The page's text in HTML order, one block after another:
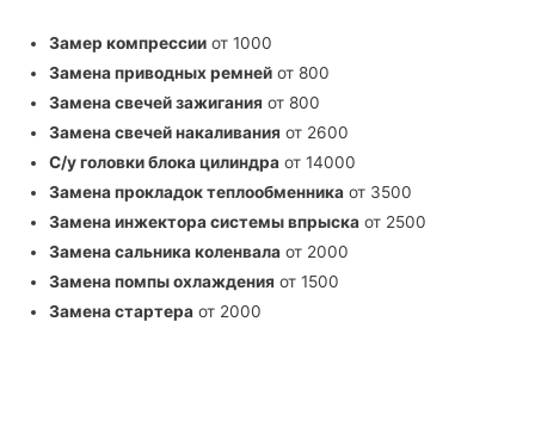
Замер компрессии от 1000
Замена приводных ремней от 800
Замена свечей зажигания от 800
Замена свечей накаливания от 2600
С/у головки блока цилиндра от 14000
Замена прокладок теплообменника от 3500
Замена инжектора системы впрыска от 2500
Замена сальника коленвала от 2000
Замена помпы охлаждения от 1500
Замена стартера от 2000